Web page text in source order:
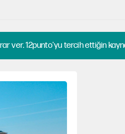
ver. 12punto'yu tercih ettiğin